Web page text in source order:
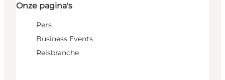
Onze pagina's
Pers
Business Events
Reisbranche